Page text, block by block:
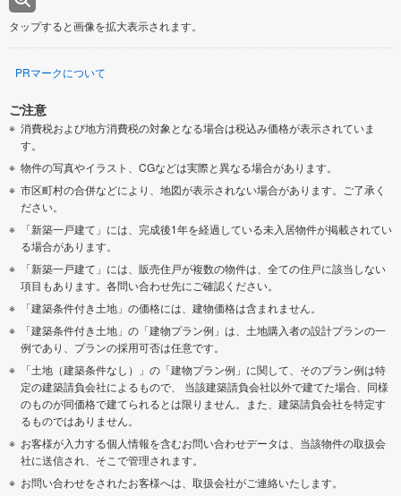
タップすると画像を拡大表示されます。
PRマークについて
ご注意
消費税および地方消費税の対象となる場合は税込み価格が表示されていま
す。
物件の写真やイラスト、CGなどは実際と異なる場合があります。
市区町村の合併などにより、地図が表示されない場合があります。ご了承く
ださい。
「新築一戸建て」には、完成後1年を経過している未入居物件が掲載されてい
る場合があります。
「新築一戸建て」には、販売住戸が複数の物件は、全ての住戸に該当しない
項目もあります。各問い合わせ先にご確認ください。
「建築条件付き土地」の価格には、建物価格は含まれません。
「建築条件付き土地」の「建物プラン例」は、土地購入者の設計プランの一
例であり、プランの採用可否は任意です。
「土地（建築条件なし）」の「建物プラン例」に関して、そのプラン例は特
定の建築請負会社によるもので、 当該建築請負会社以外で建てた場合、同様
のものが同価格で建てられるとは限りません。また、建築請負会社を特定す
るものではありません。
お客様が入力する個人情報を含むお問い合わせデータは、当該物件の取扱会
社に送信され、そこで管理されます。
お問い合わせをされたお客様へは、取扱会社がご連絡いたします。